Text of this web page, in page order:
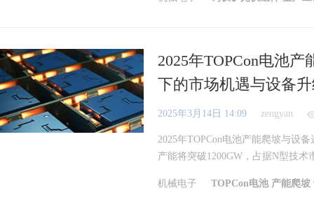
2025年TOPCon电池
下的市场机遇与设备
2025年3月14日 14:09 zengyan
2025年TOPCon电池产能爬坡与设
产能将突破1200GW，占据N型技术
机械电子 TOPCon电池 产能爬坡